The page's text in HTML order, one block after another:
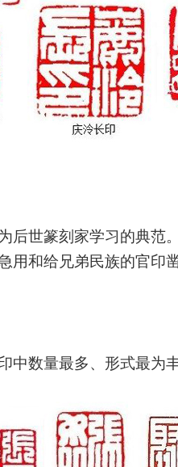
后世篆刻家学习的典范
和给兄弟民族的官印凿
数量最多、形式最为丰